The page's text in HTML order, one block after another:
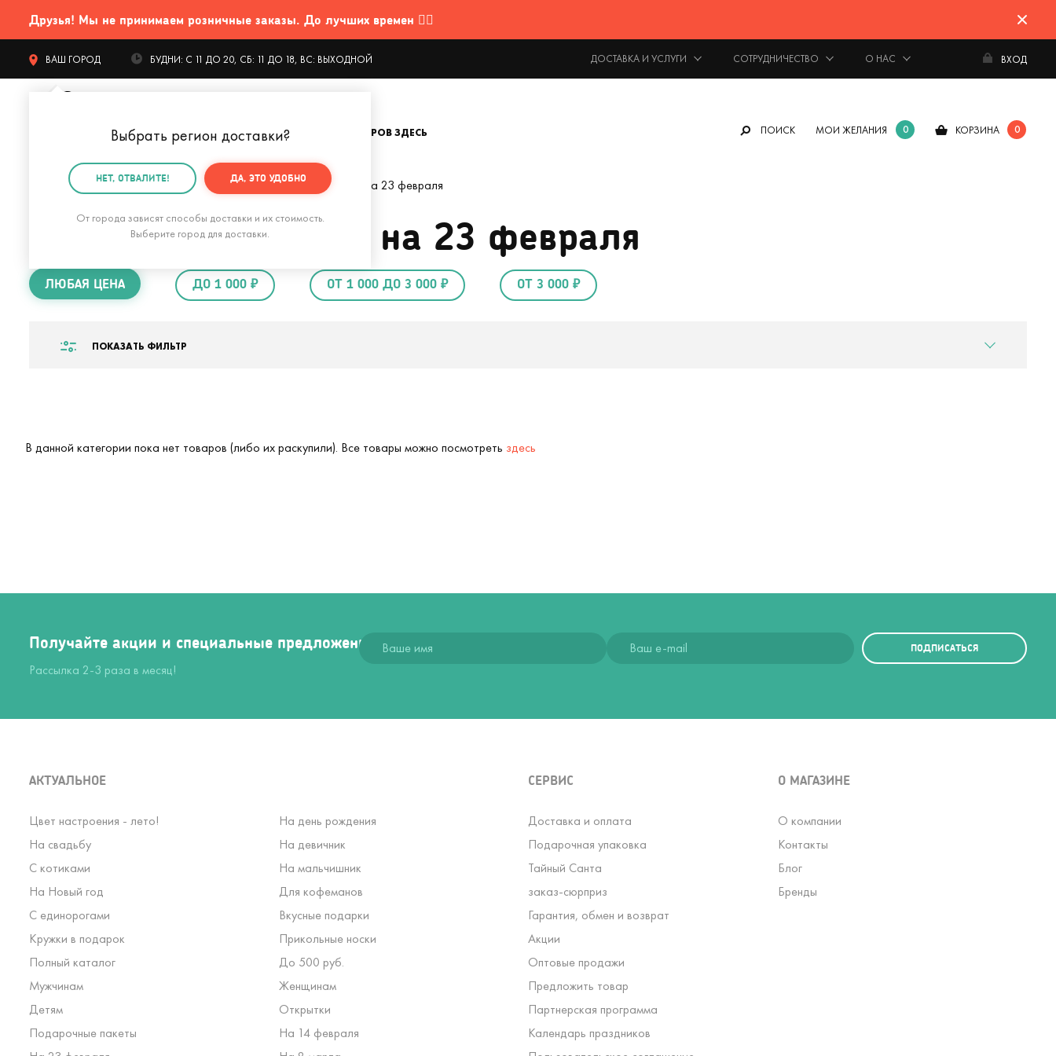
Друзья! Мы не принимаем розничные заказы. До лучших времен 🤷‍♂️
ВАШ ГОРОД
Выбрать регион доставки?
НЕТ, ОТВАЛИТЕ! ДА, ЭТО УДОБНО
От города зависят способы доставки и их стоимость.
Выберите город для доставки.
БУДНИ: С 11 ДО 20, СБ: 11 ДО 18, ВС: ВЫХОДНОЙ ДОСТАВКА И УСЛУГИ СОТРУДНИЧЕСТВО О НАС ВХОД
КАТАЛОГ ТОВАРОВ ЗДЕСЬ ПОИСК МОИ ЖЕЛАНИЯ 0 КОРЗИНА 0
Главная Подарки на 23 февраля Подарки из конфет на 23 февраля
Подарки из конфет на 23 февраля
ЛЮБАЯ ЦЕНА ДО 1 000 ₽ ОТ 1 000 ДО 3 000 ₽ ОТ 3 000 ₽
ПОКАЗАТЬ ФИЛЬТР
В данной категории пока нет товаров (либо их раскупили). Все товары можно посмотреть здесь
Получайте акции и специальные предложения
Рассылка 2-3 раза в месяц!
ПОДПИСАТЬСЯ
АКТУАЛЬНОЕ
Цвет настроения - лето!
На день рождения
На свадьбу
На девичник
С котиками
На мальчишник
На Новый год
Для кофеманов
С единорогами
Вкусные подарки
Кружки в подарок
Прикольные носки
Полный каталог
До 500 руб.
Мужчинам
Женщинам
Детям
Открытки
Подарочные пакеты
На 14 февраля
СЕРВИС
Доставка и оплата
Подарочная упаковка
Тайный Санта
заказ-сюрприз
Гарантия, обмен и возврат
Акции
Оптовые продажи
Предложить товар
Партнерская программа
Календарь праздников
О МАГАЗИНЕ
О компании
Контакты
Блог
Бренды